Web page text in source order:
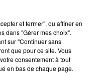
et fermer", ou affiner en
dans "Gérer mes choix".
sur "Continuer sans
que pour ce site. Vous
consentement à tout
en bas de chaque page.